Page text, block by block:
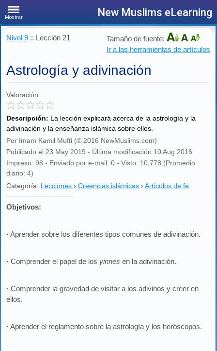
Mostrar New Muslims eLearning
Nivel 9 :: Lección 21
Tamaño de fuente:
Ir a las herramientas de artículos
Astrología y adivinación
Valoración:
Descripción: La lección explicará acerca de la astrología y la
adivinación y la enseñanza islámica sobre ellos.
Por Imam Kamil Mufti (© 2016 NewMuslims.com)
Publicado el 23 May 2019 - Última modificación 10 Aug 2016
Impreso: 98 - Enviado por e-mail: 0 - Visto: 10,778 (Promedio
diario: 4)
Categoría: Lecciones › Creencias islámicas › Artículos de fe
Objetivos:
· Aprender sobre los diferentes tipos comunes de adivinación.
· Comprender el papel de los yinnes en la adivinación.
· Comprender la gravedad de visitar a los adivinos y creer en
ellos.
· Aprender el reglamento sobre la astrología y los horóscopos.